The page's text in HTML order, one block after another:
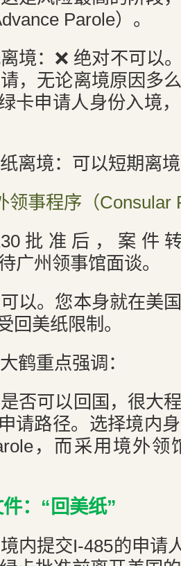
Parole）。
境：❌ 绝对不可以
，无论离境原因多
卡申请人身份入境
离境：可以短期离
领事程序（Consular
批准后，案件
广州领事馆面谈。
以。您本身就在美
回美纸限制。
鹤重点强调：
否可以回国，很大
请路径。选择境内
，而采用境外
：“回美纸”
内提交I-485的申请